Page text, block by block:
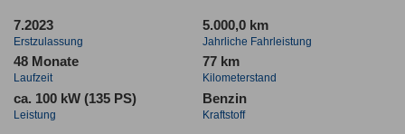
7.2023
Erstzulassung
5.000,0 km
Jahrliche Fahrleistung
48 Monate
Laufzeit
77 km
Kilometerstand
ca. 100 kW (135 PS)
Leistung
Benzin
Kraftstoff